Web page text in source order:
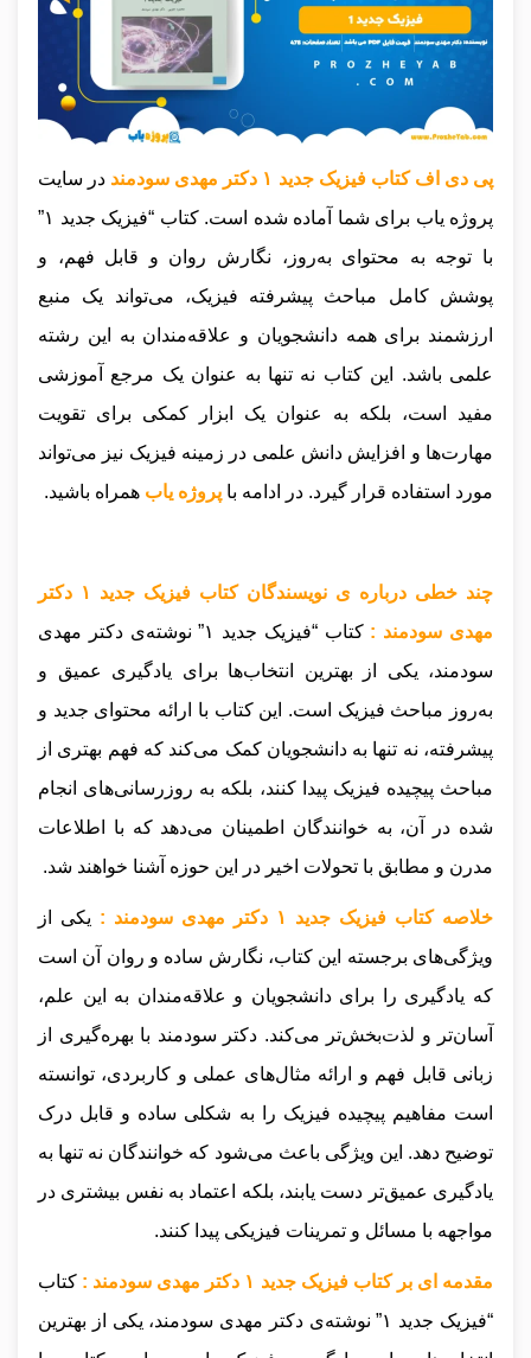
پی دی اف کتاب فیزیک جدید ۱ دکتر مهدی سودمند
در سایت
پروژه یاب برای شما آماده شده است. کتاب “فیزیک جدید ۱”
با توجه به محتوای به‌روز، نگارش روان و قابل فهم، و
پوشش کامل مباحث پیشرفته فیزیک، می‌تواند یک منبع
ارزشمند برای همه دانشجویان و علاقه‌مندان به این رشته
علمی باشد. این کتاب نه تنها به عنوان یک مرجع آموزشی
مفید است، بلکه به عنوان یک ابزار کمکی برای تقویت
مهارت‌ها و افزایش دانش علمی در زمینه فیزیک نیز می‌تواند
مورد استفاده قرار گیرد. در ادامه با پروژه یاب همراه باشید.
چند خطی درباره ی نویسندگان کتاب فیزیک جدید ۱ دکتر
مهدی سودمند :
کتاب “فیزیک جدید ۱” نوشته‌ی دکتر مهدی
سودمند، یکی از بهترین انتخاب‌ها برای یادگیری عمیق و
به‌روز مباحث فیزیک است. این کتاب با ارائه محتوای جدید و
پیشرفته، نه تنها به دانشجویان کمک می‌کند که فهم بهتری از
مباحث پیچیده فیزیک پیدا کنند، بلکه به روزرسانی‌های انجام
شده در آن، به خوانندگان اطمینان می‌دهد که با اطلاعات
مدرن و مطابق با تحولات اخیر در این حوزه آشنا خواهند شد.
خلاصه کتاب فیزیک جدید ۱ دکتر مهدی سودمند :
یکی از
ویژگی‌های برجسته این کتاب، نگارش ساده و روان آن است
که یادگیری را برای دانشجویان و علاقه‌مندان به این علم،
آسان‌تر و لذت‌بخش‌تر می‌کند. دکتر سودمند با بهره‌گیری از
زبانی قابل فهم و ارائه مثال‌های عملی و کاربردی، توانسته
است مفاهیم پیچیده فیزیک را به شکلی ساده و قابل درک
توضیح دهد. این ویژگی باعث می‌شود که خوانندگان نه تنها به
یادگیری عمیق‌تر دست یابند، بلکه اعتماد به نفس بیشتری در
مواجهه با مسائل و تمرینات فیزیکی پیدا کنند.
مقدمه ای بر کتاب فیزیک جدید ۱ دکتر مهدی سودمند :
کتاب
“فیزیک جدید ۱” نوشته‌ی دکتر مهدی سودمند، یکی از بهترین